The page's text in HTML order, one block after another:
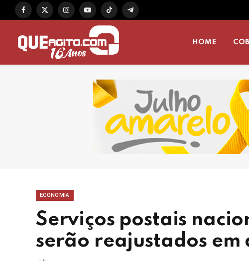
Facebook
X
InstagramYouTubeTikTok Telegram
HOME
ECONOMIA
Serviços postais
serão reajustados em